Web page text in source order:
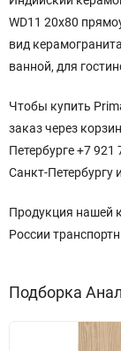
WD11 20x80
вид
ванной, для
Чтобы купить
заказ через
Петербурге +7
Санкт-Петербургу
Продукция нашей
России
Подборка